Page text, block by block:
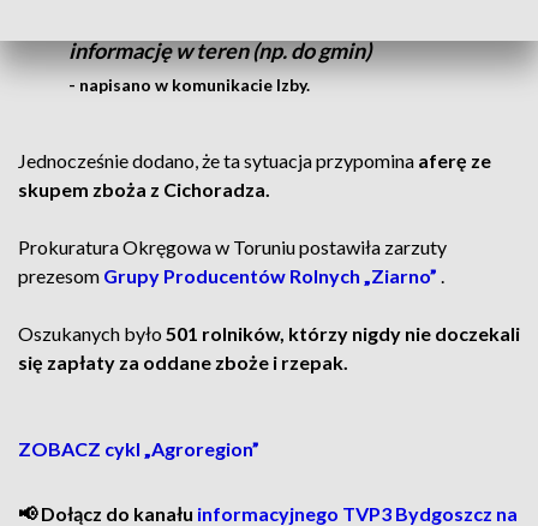
informację w teren (np. do gmin)
- napisano w komunikacie Izby.
Jednocześnie dodano, że ta sytuacja przypomina aferę ze
skupem zboża z Cichoradza.
Prokuratura Okręgowa w Toruniu postawiła zarzuty
prezesom Grupy Producentów Rolnych „Ziarno” .
Oszukanych było 501 rolników, którzy nigdy nie doczekali
się zapłaty za oddane zboże i rzepak.
ZOBACZ cykl „Agroregion”
📢 Dołącz do kanału informacyjnego TVP3 Bydgoszcz na